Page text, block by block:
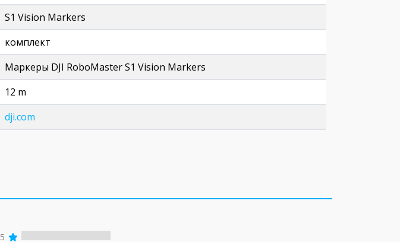
S1 Vision Markers
комплект
Маркеры DJI RoboMaster S1 Vision Markers
12 m
dji.com
5